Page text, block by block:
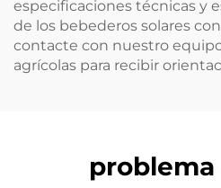
especificaciones técnicas y
de los bebederos solares
contacte con nuestro
agrícolas para recibir